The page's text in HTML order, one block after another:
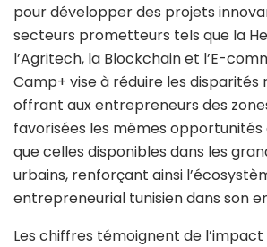
pour développer des projets
secteurs prometteurs tels que la
l’Agritech, la Blockchain et l’E-
Camp+ vise à réduire les disparités
offrant aux entrepreneurs des
favorisées les mêmes
que celles disponibles dans les
urbains, renforçant ainsi
entrepreneurial tunisien dans son
Les chiffres témoignent de